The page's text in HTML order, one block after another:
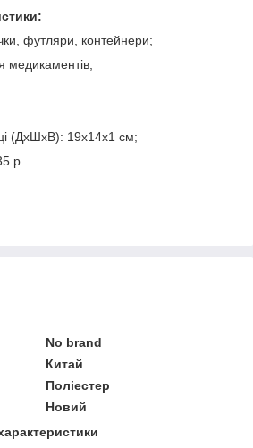
футляри, контейнери;
медикаментів;
(ДхШхВ): 19х14х1 см;
р.
No brand
Китай
Поліестер
Новий